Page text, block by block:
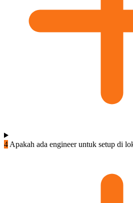
4 Apakah ada engineer untuk setup di